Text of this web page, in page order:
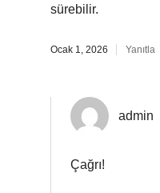
sürebilir.
Ocak 1, 2026 Yanıtla
admin
Çağrı!